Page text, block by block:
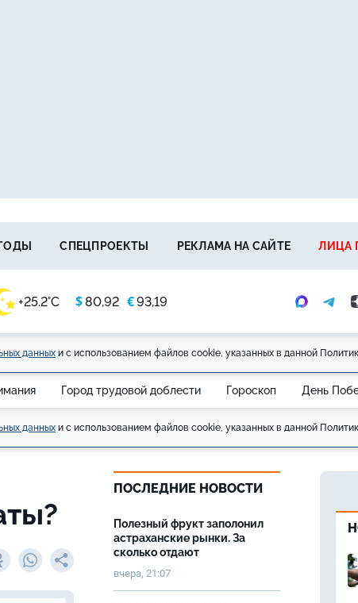
+25.2°C $80,92 €93,19
СПЕЦПРОЕКТЫ РЕКЛАМА НА САЙТЕ ЛИЦА
данных и с использованием файлов cookie, указанных в данной
Город трудовой доблести Гороскоп День
данных и с использованием файлов cookie, указанных в данной
ПОСЛЕДНИЕ НОВОСТИ
Полезный фрукт заполонил
астраханские рынки. За
сколько отдают
вчера, 21:07